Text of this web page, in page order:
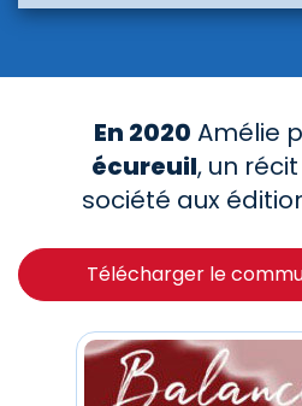
En 2020 Amélie
écureuil, un
société aux
Télécharger le